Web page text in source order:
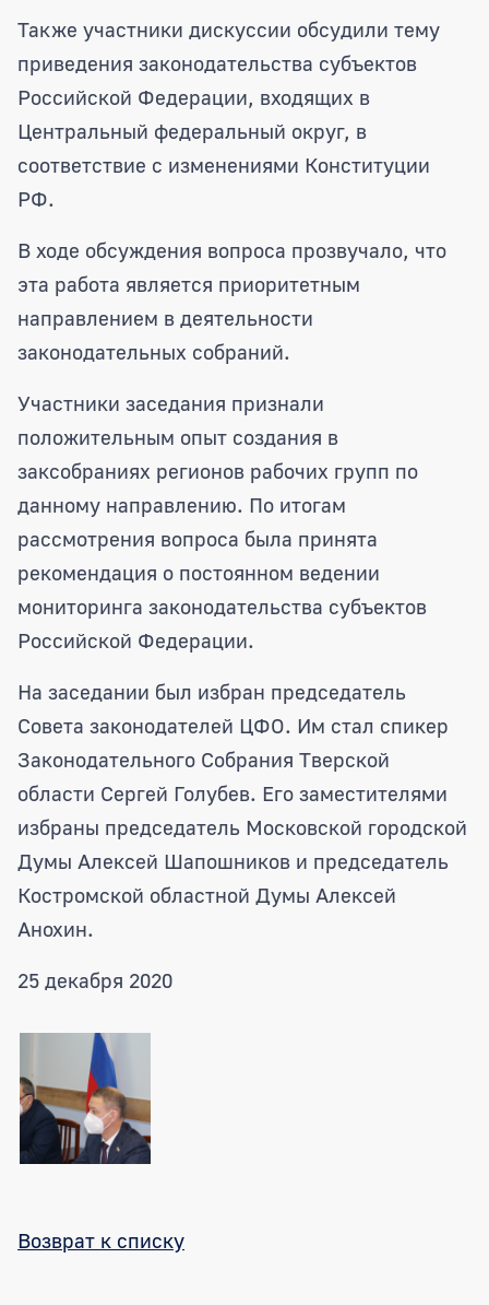
Также участники дискуссии обсудили тему
приведения законодательства субъектов
Российской Федерации, входящих в
Центральный федеральный округ, в
соответствие с изменениями Конституции
РФ.
В ходе обсуждения вопроса прозвучало, что
эта работа является приоритетным
направлением в деятельности
законодательных собраний.
Участники заседания признали
положительным опыт создания в
заксобраниях регионов рабочих групп по
данному направлению. По итогам
рассмотрения вопроса была принята
рекомендация о постоянном ведении
мониторинга законодательства субъектов
Российской Федерации.
На заседании был избран председатель
Совета законодателей ЦФО. Им стал спикер
Законодательного Собрания Тверской
области Сергей Голубев. Его заместителями
избраны председатель Московской городской
Думы Алексей Шапошников и председатель
Костромской областной Думы Алексей
Анохин.
25 декабря 2020
Возврат к списку